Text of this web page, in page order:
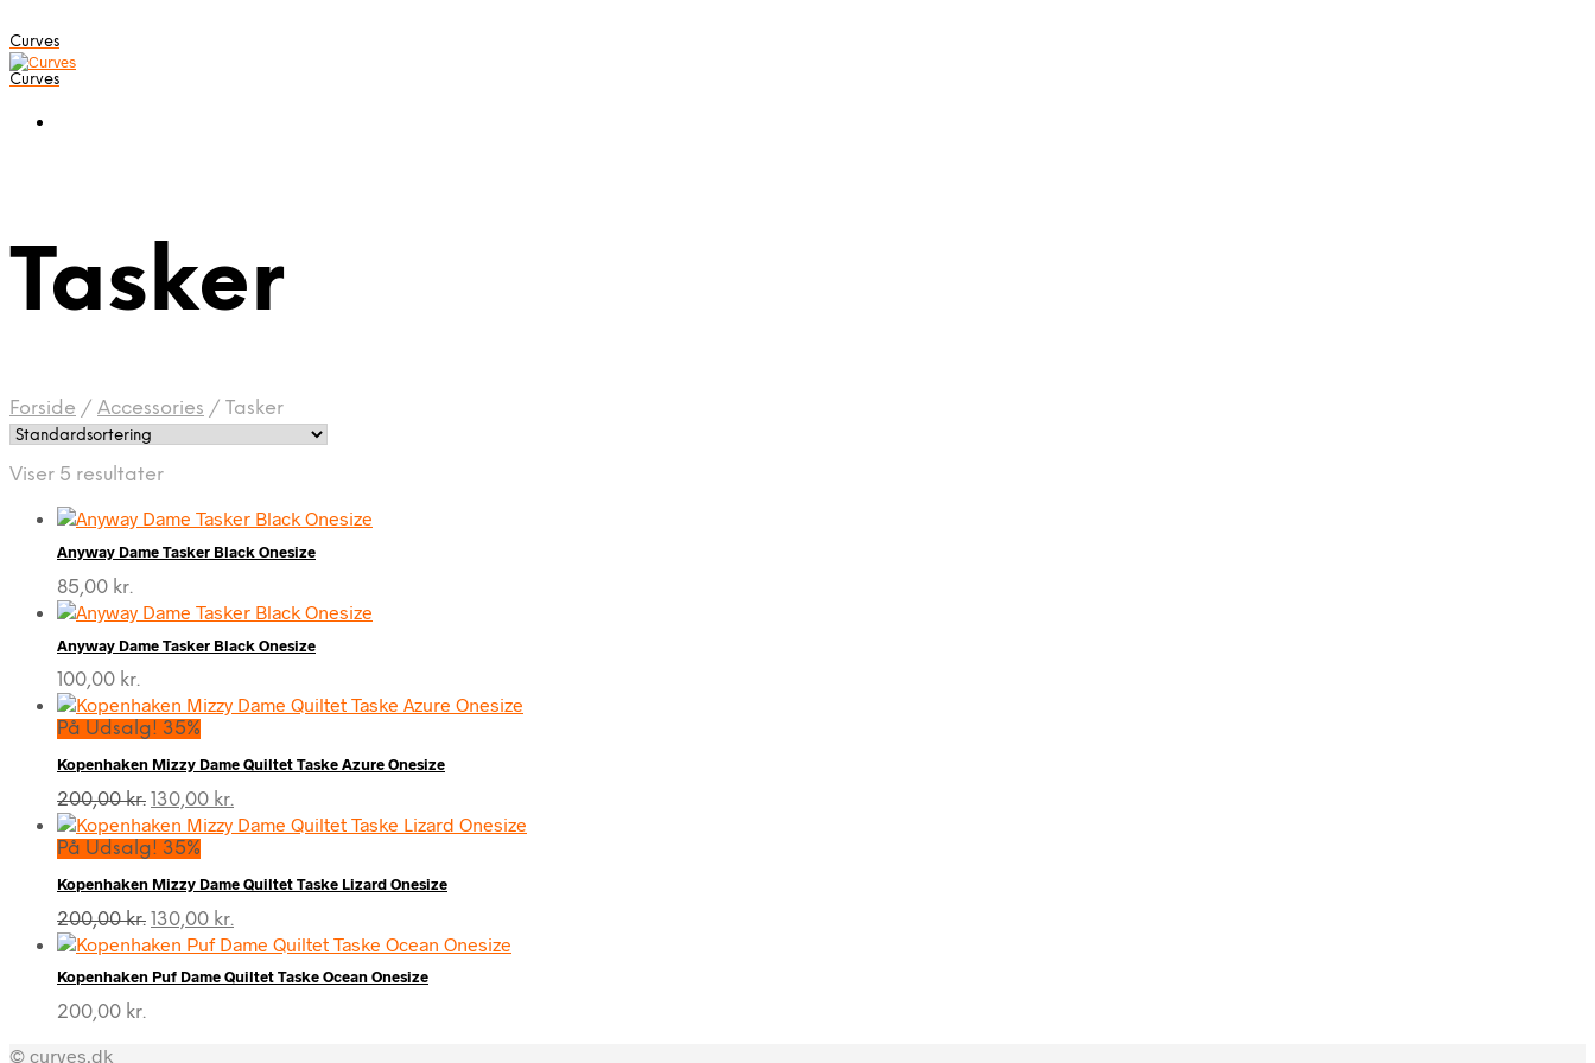
Curves
Curves
Tasker
Forside / Accessories / Tasker
Viser 5 resultater
Anyway Dame Tasker Black Onesize
85,00 kr.
Anyway Dame Tasker Black Onesize
100,00 kr.
På Udsalg! 35%
Kopenhaken Mizzy Dame Quiltet Taske Azure Onesize
200,00kr. Den
oprindelige
pris
200,00 kr..
130,00 kr.
aktuelle
130,00 kr..
På Udsalg! 35%
Kopenhaken Mizzy Dame Quiltet Taske Lizard Onesize
200,00kr. Den
oprindelige
var:
130,00 kr.
aktuelle
er:
Kopenhaken Puf Dame Quiltet Taske Ocean Onesize
200,00 kr.
© curves.dk